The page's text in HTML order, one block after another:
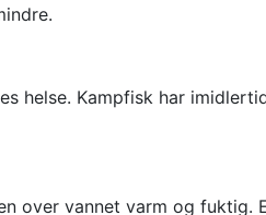
helse. Kampfisk har
over vannet varm og fuktig.